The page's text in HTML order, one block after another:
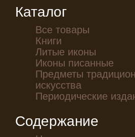
Каталог
Все товары
Книги
Литые иконы
Иконы писанные
Предметы
искусства
Периодические
Содержание